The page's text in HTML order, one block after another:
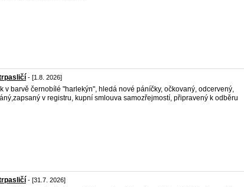
- [1.8. 2026]
v barvě černobílé "harlekýn", hledá nové páníčky, očkovaný, odcervený,
v registru, kupní smlouva samozřejmostí, připravený k odběru
- [31.7. 2026]